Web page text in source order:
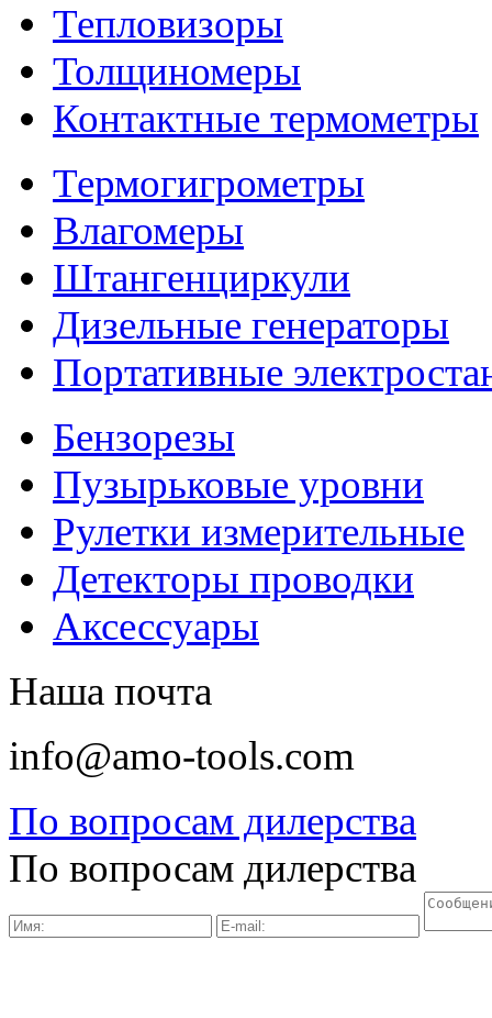
Тепловизоры
Толщиномеры
Контактные термометры
Термогигрометры
Влагомеры
Штангенциркули
Дизельные генераторы
Портативные
Бензорезы
Пузырьковые уровни
Рулетки измерительные
Детекторы проводки
Аксессуары
Наша почта
info@amo-tools.com
По вопросам дилерства
По вопросам дилерства